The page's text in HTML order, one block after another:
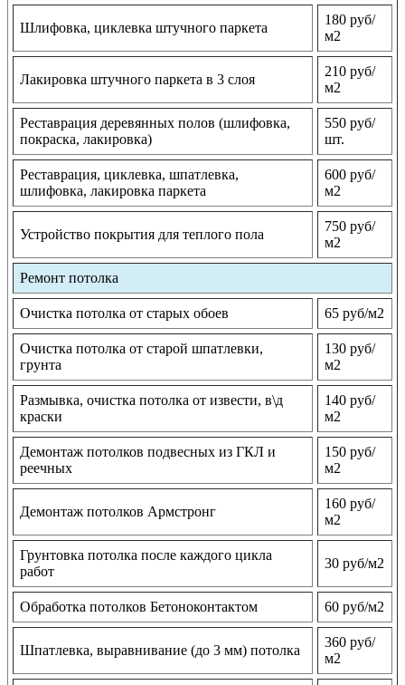
Шлифовка, циклевка штучного паркета
180 руб/
м2
Лакировка штучного паркета в 3 слоя
210 руб/
м2
Реставрация деревянных полов (шлифовка,
покраска, лакировка)
550 руб/
шт.
Реставрация, циклевка, шпатлевка,
шлифовка, лакировка паркета
600 руб/
м2
Устройство покрытия для теплого пола
750 руб/
м2
Ремонт потолка
Очистка потолка от старых обоев 65 руб/м2
Очистка потолка от старой шпатлевки,
грунта
130 руб/
м2
Размывка, очистка потолка от извести, в\д
краски
140 руб/
м2
Демонтаж потолков подвесных из ГКЛ и
реечных
150 руб/
м2
Демонтаж потолков Армстронг
160 руб/
м2
Грунтовка потолка после каждого цикла
работ
30 руб/м2
Обработка потолков Бетоноконтактом 60 руб/м2
Шпатлевка, выравнивание (до 3 мм) потолка
360 руб/
м2